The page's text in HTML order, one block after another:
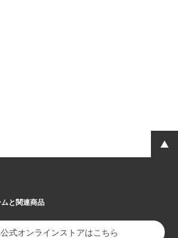
と関連商品
公式オンラインストアはこちら